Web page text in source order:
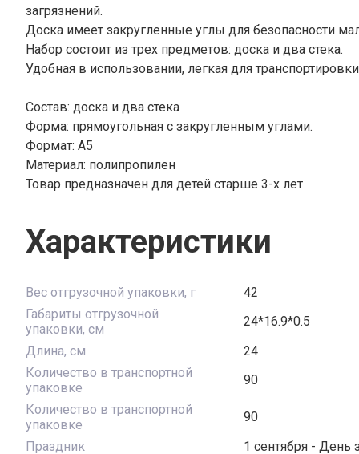
загрязнений.
Доска имеет закругленные углы для безопасности
Набор состоит из трех предметов: доска и два стека.
Удобная в использовании, легкая для
Состав: доска и два стека
Форма: прямоугольная с закругленным углами.
Формат: А5
Материал: полипропилен
Товар предназначен для детей старше 3-х лет
Характеристики
Вес отгрузочной упаковки, г
42
Габариты отгрузочной
упаковки, см
24*16.9*0.5
Длина, см
24
Количество в транспортной
упаковке
90
Количество в транспортной
упаковке
90
Праздник
1 сентября - День